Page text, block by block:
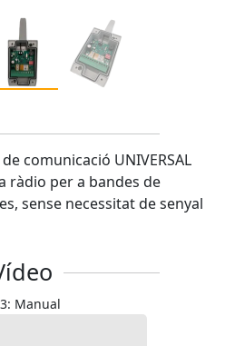
comunicació UNIVERSAL
ràdio per a bandes de
sense necessitat de senyal
Manual